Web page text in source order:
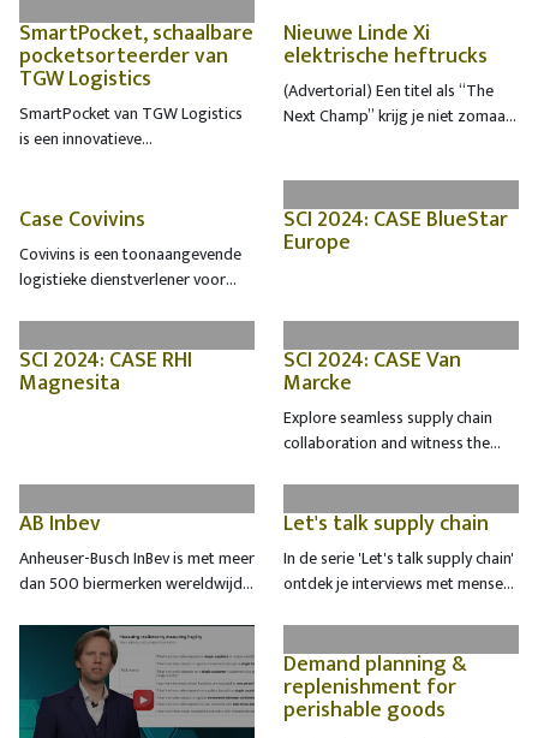
praktische trucks die vlot
inzetbaar zijn voor dagelijkse
basistoepassingen.
elektrische transpallet van
AntOn by Jungheinrichuw
werk meteen makkelijker kan
maken. Geniett.e.m. 31
december 2025van onze
SmartPocket, schaalbare
pocketsorteerder van
TGW Logistics
SmartPocket van TGW Logistics
is een innovatieve
tegenstelling tot traditionele
gebruik van autonome,
sensorgestuurde dragers die zich
onafhankelijk over het
Nieuwe Linde Xi
elektrische heftrucks
(Advertorial) Een titel als “The
Next Champ” krijg je niet zomaar.
nieuwe Linde Xi, de krachtigste
elektrische heftrucks in hun
Case Covivins
Covivins is een toonaangevende
logistieke dienstverlener voor
champagnes voor cavisten en
speciaalzaken in België en
buitenland. Hun klanten genieten
omvat.
SCI 2024: CASE BlueStar
Europe
SCI 2024: CASE RHI
Magnesita
SCI 2024: CASE Van
Marcke
Explore seamless supply chain
collaboration and witness the
connecting the right people
across an international supply
AB Inbev
Anheuser-Busch InBev is met meer
dan 500 biermerken wereldwijd
behoort tot ’s werelds top vijf van
consumptiegoederenbedrijven.
Ze delen hun passie voor het
brouwen van bier van de
Let's talk supply chain
In de serie 'Let's talk supply chain'
ontdek je interviews met mensen
logistieke keten. Baanbrekers,
visionairs en specialisten die hun
eigen kijk geven op de huidige en
toekomstige uitdagingen in
Demand planning &
replenishment for
perishable goods